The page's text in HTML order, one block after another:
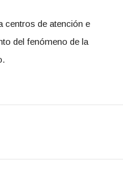
centros de atención e
del fenómeno de la